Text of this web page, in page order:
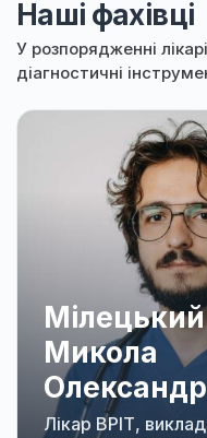
Наші фахівці
У розпорядженні
діагностичні
Мілецький
Микола
Лікар ВРІТ,